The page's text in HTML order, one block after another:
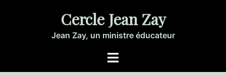
Cercle Jean Zay
Jean Zay, un ministre éducateur
Ouvrir/fermer